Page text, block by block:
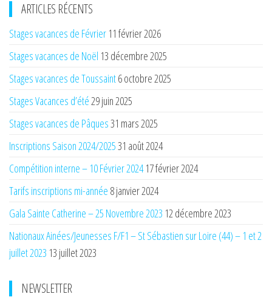
ARTICLES RÉCENTS
Stages vacances de Février 11 février 2026
Stages vacances de Noël 13 décembre 2025
Stages vacances de Toussaint6 octobre 2025
Stages Vacances d’été29 juin 2025
Stages vacances de Pâques31 mars 2025
Inscriptions Saison 2024/202531 août 2024
Compétition interne – 10 Février 2024 17 février 2024
Tarifs inscriptions mi-année 8 janvier 2024
Gala Sainte Catherine – 25 Novembre 2023 12 décembre 2023
Nationaux Ainées/Jeunesses F/F1 – St Sébastien sur Loire (44) – 1 et 2
juillet 2023 13 juillet 2023
NEWSLETTER